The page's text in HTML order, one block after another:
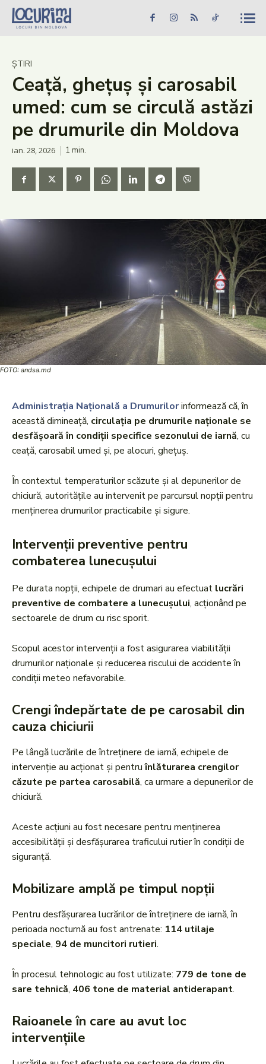
Caută în site... Căutare
Știri
Evenimente
Dezvoltare rurală
Turism
Vinării
Patrimoniu
Produs Acasă
ȘTIRI
Ceață, ghețuș și carosabil
umed: cum se circulă astăzi
pe drumurile din Moldova
ian. 28, 2026 1 min.
FOTO: andsa.md
Administrația Națională a Drumurilorinformează că, în
această dimineață, circulația pe drumurile naționale se
desfășoară în condiții specifice sezonului de iarnă, cu
ceață, carosabil umed și, pe alocuri, ghețuș.
În contextul temperaturilor scăzute și al depunerilor de
chiciură, autoritățile au intervenit pe parcursul nopții pentru
menținerea drumurilor practicabile și sigure.
Intervenții preventive pentru
combaterea lunecușului
Pe durata nopții, echipele de drumari au efectuat lucrări
preventive de combatere a lunecușului, acționând pe
sectoarele de drum cu risc sporit.
Scopul acestor intervenții a fost asigurarea viabilității
drumurilor naționale și reducerea riscului de accidente în
condiții meteo nefavorabile.
Crengi îndepărtate de pe carosabil din
cauza chiciurii
Pe lângă lucrările de întreținere de iarnă, echipele de
intervenție au acționat și pentruînlăturarea crengilor
căzute pe partea carosabilă, ca urmare a depunerilor de
chiciură.
Aceste acțiuni au fost necesare pentru menținerea
accesibilității și desfășurarea traficului rutier în condiții de
siguranță.
Mobilizare amplă pe timpul nopții
Pentru desfășurarea lucrărilor de întreținere de iarnă, în
perioada nocturnă au fost antrenate: 114 utilaje
speciale, 94 de muncitori rutieri.
În procesul tehnologic au fost utilizate: 779 de tone de
sare tehnică, 406 tone de material antiderapant.
Raioanele în care au avut loc
intervențiile